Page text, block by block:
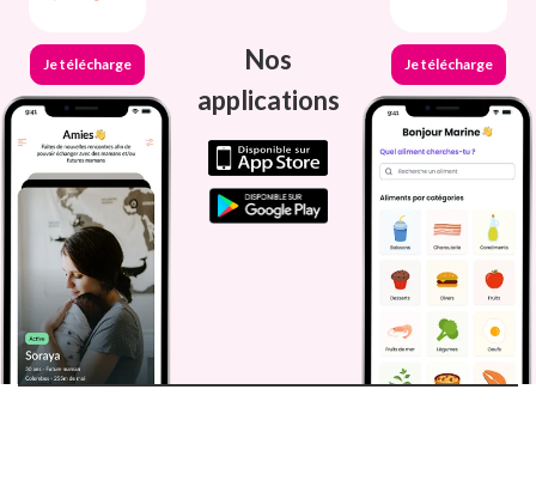
Je télécharge
Nos
applications
Je télécharge